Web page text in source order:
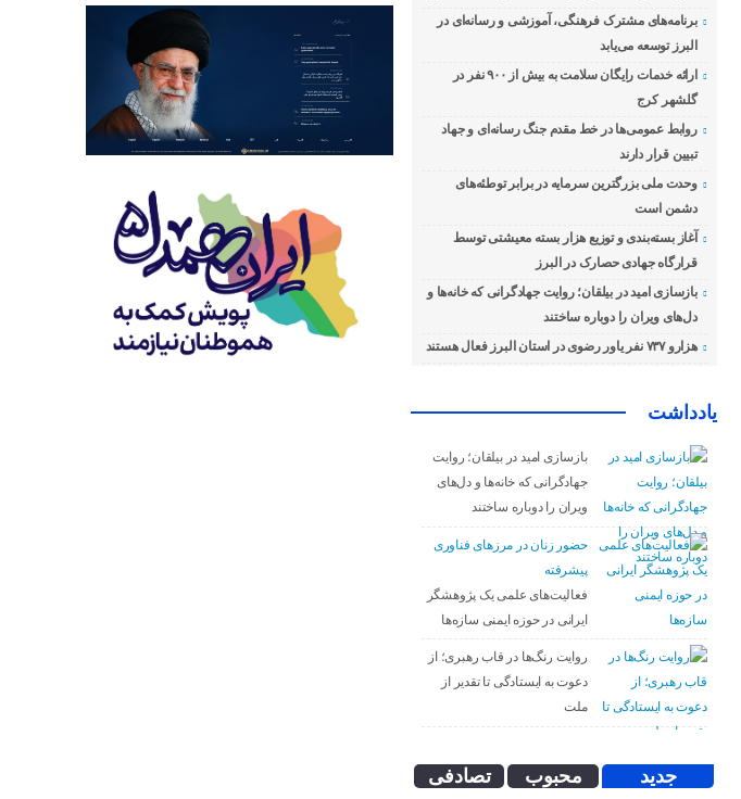
برنامه‌های مشترک فرهنگی، آموزشی و رسانه‌ای در
البرز توسعه می‌یابد
ارائه خدمات رایگان سلامت به بیش از ۹۰۰ نفر در
گلشهر کرج
روابط عمومی‌ها در خط مقدم جنگ رسانه‌ای و جهاد
تبیین قرار دارند
وحدت ملی بزرگترین سرمایه در برابر توطئه‌های
دشمن است
آغاز بسته‌بندی و توزیع هزار بسته معیشتی توسط
قرارگاه جهادی حصارک در البرز
بازسازی امید در بیلقان؛ روایت جهادگرانی که خانه‌ها و
دل‌های ویران را دوباره ساختند
هزارو ۷۳۷ نفر یاور رضوی در استان البرز فعال هستند
یادداشت
بازسازی امید در بیلقان؛ روایت
جهادگرانی که خانه‌ها و دل‌های
ویران را دوباره ساختند
حضور زنان در مرزهای فناوری
پیشرفته
فعالیت‌های علمی یک پژوهشگر
ایرانی در حوزه ایمنی سازه‌ها
روایت رنگ‌ها در قاب رهبری؛ از
دعوت به ایستادگی تا تقدیر از
ملت
جدید محبوب تصادفی